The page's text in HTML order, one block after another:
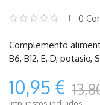
0
Complemento
B6, B12, E, D, potasio,
10,95 €